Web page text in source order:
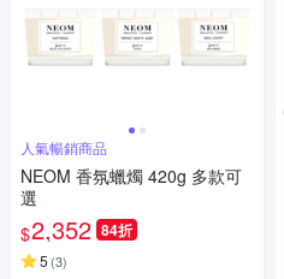
人氣暢銷商品
NEOM 香氛蠟燭 420g 多款可
選
$2,352 84折
5 (3)